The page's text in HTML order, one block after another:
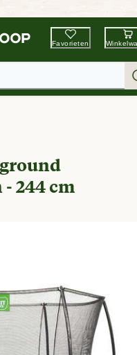
Tuin & Dier
Favorieten
244 cm